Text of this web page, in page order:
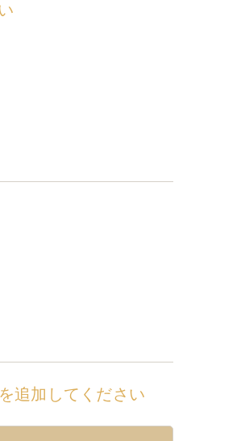
追加してください